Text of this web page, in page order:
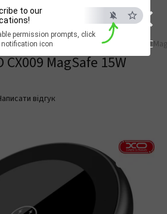
×
ESC
to our
permission prompts, click
notification icon
Автотовари XO Автотримач XO CX009
MagSafe 15W
відгук